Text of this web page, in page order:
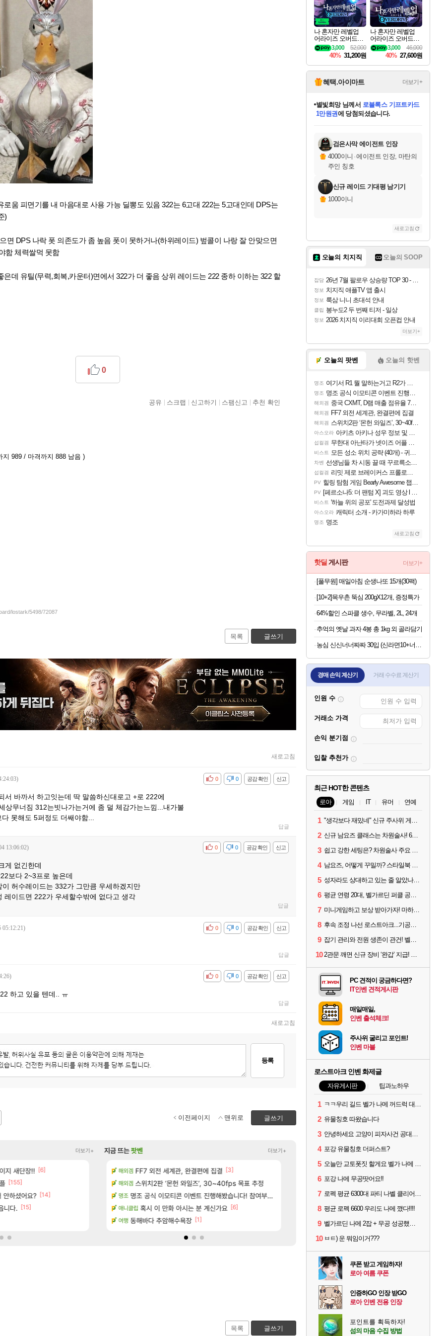
로움 피면기를 내 마음대로 사용 가능 딜뽕도 있음 322는 6고대 222는 5고대인데 DPS는
)
면 DPS 나락 폿 의존도가 좀 높음 폿이 못하거나(하위레이드) 벞콜이 나랑 잘 안맞으면
함 체력쌀먹 못함
은데 유틸(무력,회복,카운터)면에서 322가 더 좋음 상위 레이드는 222 종하 이하는 322 할
0
공유 스크랩 신고하기 스팸신고 추천 확인
지 989 / 마격까지 888 남음 )
lostark/5498/72087
목록 글쓰기
새로고침
신고
공감 확인
비공감 0
0
서 바까서 하고잇는데 딱 말씀하신대로고 +로 222에
상무너짐 312는빗나가는거에 좀 덜 체감가는느낌...내가볼
못해도 5퍼정도 더쌔야함...
답글
13:06:02) 신고
공감 확인
비공감 0
0
게 없긴한데
보다 2~3프로 높은데
허수레이드는 332가 그만큼 우세하겠지만
레이드면 222가 우세할수밖에 없다고 생각
답글
05:12:21) 신고
공감 확인
비공감 0
0
답글
신고
공감 확인
비공감 0
0
하고 있을 텐데.. ㅠ
답글
새로고침
등록
글쓰기
이전페이지 맨위로
더보기+
지 새단장!! [6]
[155]
안하셨어요? [14]
니다. [15]
리니지M 아떨린다 한시간후면 [16]
메이플 현재 나무위키 실검 1위인 김규원 [82]
로아 골드 파는 게 왜 쌀숭이임? [194]
검은사막 대충 연구소요약 [5]
검은사막 풍풍풍 군왕주차가 씹이득 가성비라고 ????
아니 뭔 샤타 안 나왔다고 진짜 화내는 사람도 있네
파리바게트 본사에서 연락왔음 [132]
썬데이가 샤타가 아닌 큰 이유는 경매장 불안정때문일듯
씨발 컬프프 클릭 미스낫네 [116]
지금 뜨는팟벤 더보기+
및 출연작 모음
정보 및 주요 필모
개) - 귀환한 영혼 도전과제
마치고.. (feat. 리아)
드 아이템 획득 위치 공략 (89개)
해외겜 FF7 외전 세계관, 완결편에 집결 [3]
해외겜 스위치2판 ‘몬헌 와일즈’, 30~40fps 목표 추정
명조 명조 공식 이모티콘 이벤트 진행해봤습니다! 참여부터 추첨까지????
애니클립 혹시 이 만화 아시는 분 계신가요 [6]
여행 동해바다 추암해수욕장 [1]
AI발 원가 압박, 메인보드값 오르나
리싱크드 리싱크드 1.06 패치노트 (8/5)
해외겜 메모리 3사, 2027년 생산분 완판?
아스오라 아사쿠라 마이 성우 정보 및 주요 필모
목록 글쓰기
나 혼자만 레벨업
어라이즈 오버드라
이브 디럭스 에디션
Solo Leveling Arise
Overdrive Deluxe Edi
tion
52,000
3,000
40% 31,200원
나 혼자만 레벨업
어라이즈 오버드라
이브 Solo Leveling A
rise
46,000
3,000
40% 27,600원
혜택.아이마트 더보기+
교환.
당첨되셨습니다.
당첨되셨습니다.
당첨되셨습니다.
별빛희망님께서 로블록스 기프트카드
1만원권에 당첨되셨습니다.
당첨되셨습니다.
당첨되셨습니다.
당첨되셨습니다.
당첨되셨습니다.
에디션 (스팀코드)를 교환.
당첨되셨습니다.
검은사막 에이전트 인장
4000이니 ·에이전트 인장, 마탄의
주인 칭호
신규 레이드 기대평 남기기
1000이니
새로고침
오늘의 치지직 오늘의 SOOP
잡담 26년 7월 팔로우 상승량 TOP 30 - 월간 치지직
정보 치지직 애플TV 앱 출시
정보 룩삼 니니 초대석 안내
클립 봉누도2 두 번째 티저 - 일상
정보 2026 치지직 이리대회 오픈컵 안내
더보기+
오늘의 팟벤 오늘의 핫벤
명조 여기서 R1 뭘 말하는거고 R2가 뭘말하는걸까요?
명조 명조 공식 이모티콘 이벤트 진행해봤습니다! 참여부터 추첨까지????
해외겜 중국 CXMT, D램 매출 점유율 7%…글로벌 4위로 부상
해외겜 FF7 외전 세계관, 완결편에 집결
해외겜 스위치2판 ‘몬헌 와일즈’, 30~40fps 목표 추정
아스오라 아키츠 아키나 성우 정보 및 주요 필모
섭컬겜 무한대 아난타가 넷이즈 어플 달력에 일정 등록
비스트 모든 성소 위치 공략 (40개) - 귀환한 영혼 도전과제
차벤 선생님들 차 시동 끌 때 꾸르륵소리나는데
섭컬겜 리밋 제로 브레이커스 프롤로그 테스트 후기 영상 업로드
PV 힐링 탐험 게임 Bearly Awesome 챕터 1 트레일러
PV [페르소나5: 더 팬텀 X] 괴도 영상 l 타카마키 안·댄싱 스타
비스트 '하늘 위의 공포' 도전과제 달성법
아스오라 캐릭터 소개 - 카가미하라 하루
명조 명조
새로고침
핫딜 게시판 더보기+
[풀무원] 매일아침 순생나또 15개(30팩)
[10+2]목우촌 뚝심 200gX12개, 증정특가
64%할인 스파클 생수, 무라벨, 2L, 24개
추억의 옛날 과자 4봉 총 1kg 외 골라담기
농심 신신너너짜짜 30입 (신라면10+너구리10+짜파게티10)
경매 손익 계산기 거래 수수료 계산기
인원 수
거래소 가격
손익 분기점
입찰 추천가
최근 HOT한 콘텐츠
로아 게임 IT 유머 연예
1 "생각보다 재밌네" 신규 주사위 게임 티카투카 호평
2 신규 남요즈 클래스는 차원술사! 6월 20일 로아온 썸머 정리
3 쉽고 강한 세팅은? 차원술사 주요 빌드와 스킬 코드
4 남요즈, 어떻게 꾸밀까? 스타일북 인기 차원술사 커스터마이즈
5 성자라도 상대하고 있는 줄 알았나? 벨가르딘 이모저모
6 평균 연령 20대, 벨가르딘 퍼클 공대 '영로티'를 만나다
7 미니게임하고 보상 받아가자! 마하라카 썸머 캠프 할 일은?
8 후속 조정 나선 로스트아크...기공사, 차원술사 하향
9 잡기 관리와 전원 생존이 관건! 벨가르딘 유물 칭호 획득방법 정리
10 2관문 깨면 신규 장비 ‘완갑’ 지급! 그림자 레이드 벨가르딘 공개
PC 견적이 궁금하다면?
IT인벤 견적게시판
매일매일,
인벤 출석체크!
주사위 굴리고 포인트!
인벤 마블
로스트아크 인벤 화제글
자유게시판 팁과노하우
1 ㅋㅋ우리 길드 벨가 나메 꺼드럭 대다가 싸움났다
2 유물칭호 따왔습니다
3 안녕하세요 고양이 피자사건 공대원입니다.
4 포강 유물칭호 더퍼스트?
5 오늘만 교토폿짓 할게요 벨가 나메 무공쉽더라
6 포강 나메 무공땃어요!!
7 로펙 평균 6300대 파티 나벨 클리어 [기믹 영상 참고하시면 좋을 듯]
8 평균 로펙 6600 우리도 나메 깼다!!!!
9 벨가르딘 나메 2잡 + 무공 성공했습니다.
10 ㅂㅌ) 운 뭐임이거???
쿠폰 받고 게임하자!
로아 여름 쿠폰
인증하GO 인장 받GO
로아 인벤 전용 인장
포인트를 획득하자!
섬의 마음 수집 방법